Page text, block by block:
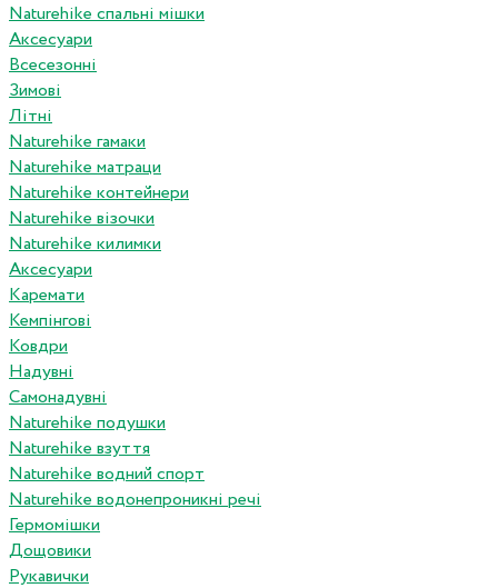
Naturehike спальні мішки
Аксесуари
Всесезонні
Зимові
Літні
Naturehike гамаки
Naturehike матраци
Naturehike контейнери
Naturehike візочки
Naturehike килимки
Аксесуари
Каремати
Кемпінгові
Ковдри
Надувні
Самонадувні
Naturehike подушки
Naturehike взуття
Naturehike водний спорт
Naturehike водонепроникні речі
Гермомішки
Дощовики
Рукавички